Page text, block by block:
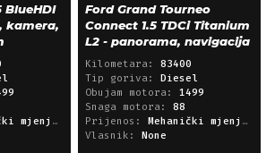
BlueHDI
kamera,
mjenjač
Ford Grand Tourneo
Connect 1.5 TDCi Titanium
L2 - panorama, navigacija
Kilometara: 83400
Tip goriva: Diesel
Obujam motora: 1499
Snaga motora: 88
Prijenos: Mehanički mjenjač
Vlasnik: None